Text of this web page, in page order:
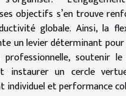
objectifs s’en trouve
globale. Ainsi, la
un levier déterminant
soutenir
instaurer un cercle
individuel et performance